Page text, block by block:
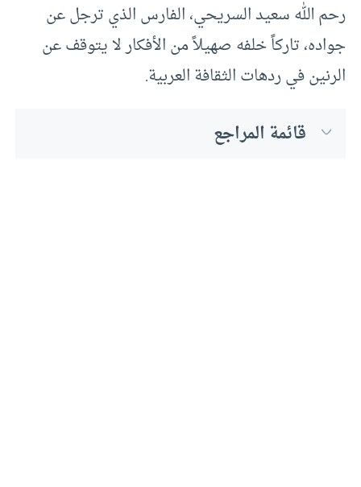
رحم الله سعيد السريحي، الفارس الذي ترجل عن
جواده، تاركاً خلفه صهيلاً من الأفكار لا يتوقف عن
الرنين في ردهات الثقافة العربية.
قائمة المراجع